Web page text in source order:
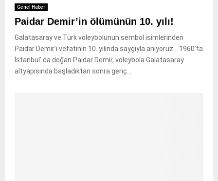
Genel Haber
Paidar Demir’in ölümünün 10. yılı!
Galatasaray ve Türk voleybolunun sembol isimlerinden
Paidar Demir’i vefatının 10. yılında saygıyla anıyoruz… 1960’ta
İstanbul’ da doğan Paidar Demir, voleybola Galatasaray
altyapısında başladıktan sonra genç...